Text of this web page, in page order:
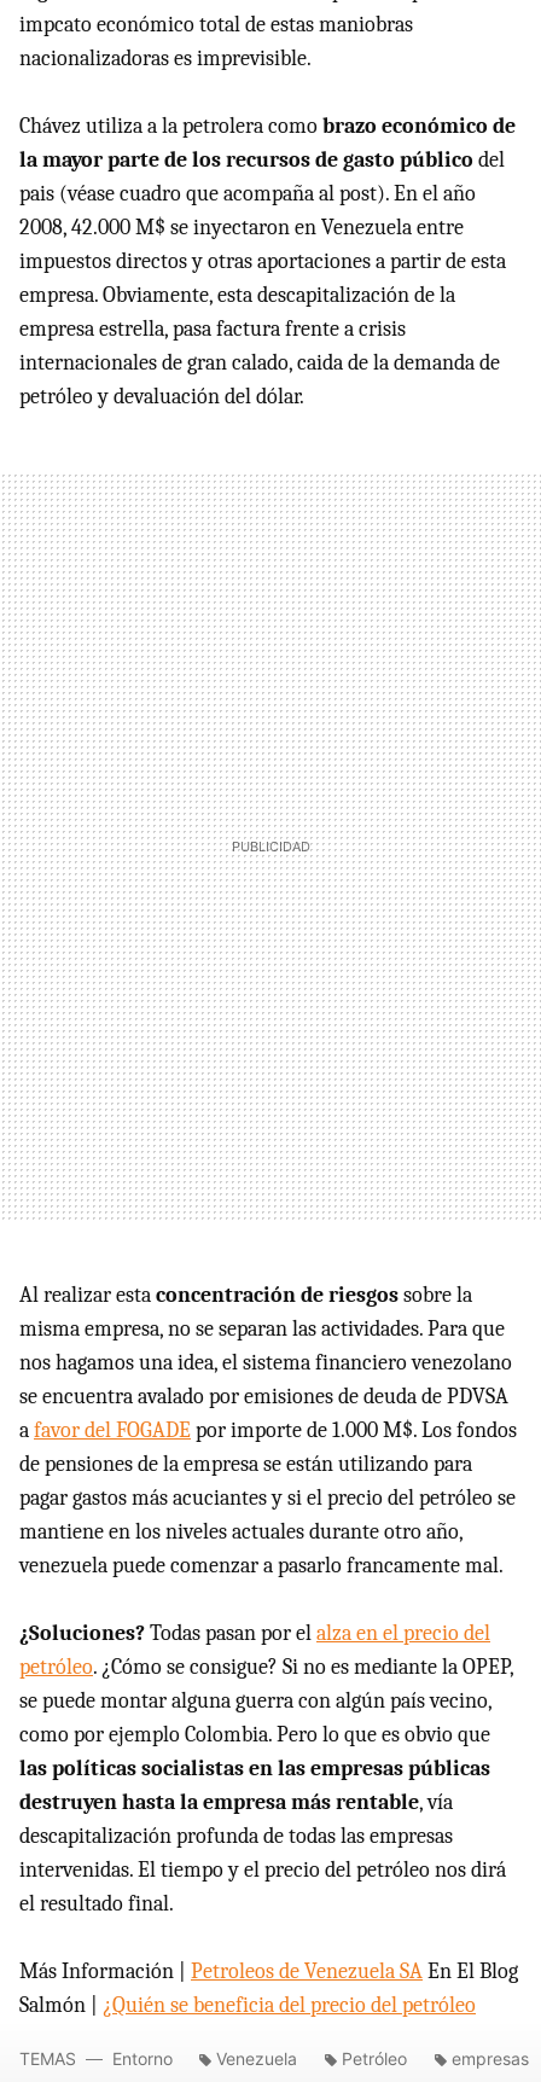
impcato económico total de estas maniobras
nacionalizadoras es imprevisible.
Chávez utiliza a la petrolera comobrazo económico de
la mayor parte de los recursos de gasto público del
pais (véase cuadro que acompaña al post). En el año
2008, 42.000 M$ se inyectaron en Venezuela entre
impuestos directos y otras aportaciones a partir de esta
empresa. Obviamente, esta descapitalización de la
empresa estrella, pasa factura frente a crisis
internacionales de gran calado, caida de la demanda de
petróleo y devaluación del dólar.
Al realizar estaconcentración de riesgossobre la
misma empresa, no se separan las actividades. Para que
nos hagamos una idea, el sistema financiero venezolano
se encuentra avalado por emisiones de deuda de PDVSA
afavor del FOGADEpor importe de 1.000 M$. Los fondos
de pensiones de la empresa se están utilizando para
pagar gastos más acuciantes y si el precio del petróleo se
mantiene en los niveles actuales durante otro año,
venezuela puede comenzar a pasarlo francamente mal.
¿Soluciones?Todas pasan por elalza en el precio del
petróleo. ¿Cómo se consigue? Si no es mediante la OPEP,
se puede montar alguna guerra con algún país vecino,
como por ejemplo Colombia. Pero lo que es obvio que
las políticas socialistas en las empresas públicas
destruyen hasta la empresa más rentable, vía
descapitalización profunda de todas las empresas
intervenidas. El tiempo y el precio del petróleo nos dirá
el resultado final.
Más Información | Petroleos de Venezuela SAEn El Blog
Salmón | ¿Quién se beneficia del precio del petróleo
TEMAS Entorno Venezuela Petróleo empresas